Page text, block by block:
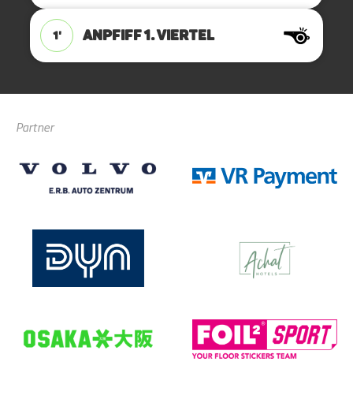
1' ANPFIFF 1. Viertel
Partner